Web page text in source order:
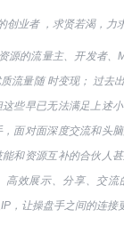
创业者 ，求贤若渴，力
源的流量主、开发者、
流量随 时变现； 过去
些早已无法满足上述
面对面深度交流和头
和资源互补的合伙人
高效展示、分享、交
IP，让操盘手之间的连接